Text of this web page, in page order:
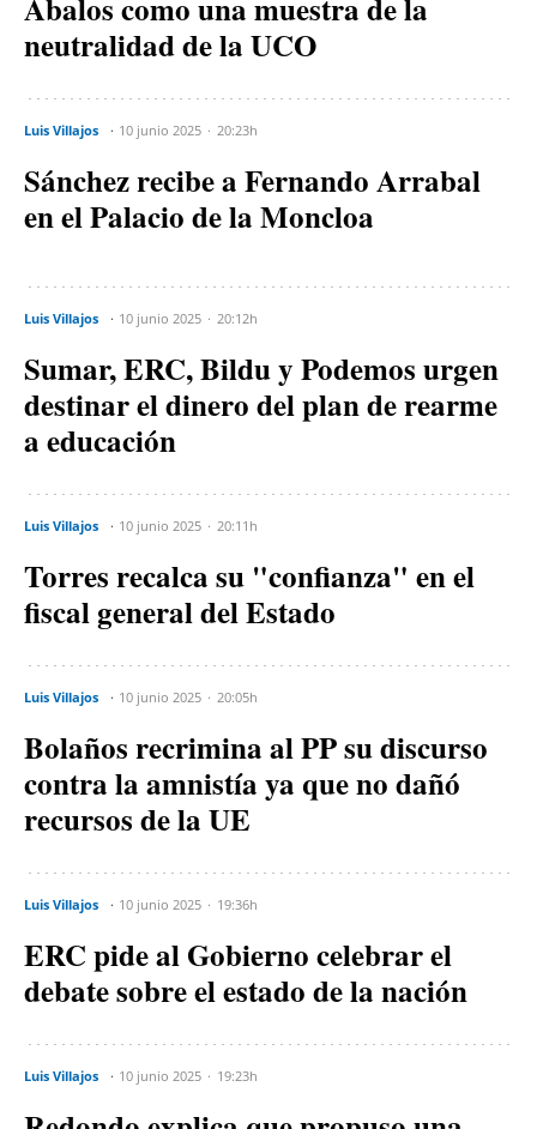
Ábalos como una muestra de la
neutralidad de la UCO
Luis Villajos 10 junio 2025 20:23h
Sánchez recibe a Fernando Arrabal
en el Palacio de la Moncloa
Luis Villajos 10 junio 2025 20:12h
Sumar, ERC, Bildu y Podemos urgen
destinar el dinero del plan de rearme
a educación
Luis Villajos 10 junio 2025 20:11h
Torres recalca su "confianza" en el
fiscal general del Estado
Luis Villajos 10 junio 2025 20:05h
Bolaños recrimina al PP su discurso
contra la amnistía ya que no dañó
recursos de la UE
Luis Villajos 10 junio 2025 19:36h
ERC pide al Gobierno celebrar el
debate sobre el estado de la nación
Luis Villajos 10 junio 2025 19:23h